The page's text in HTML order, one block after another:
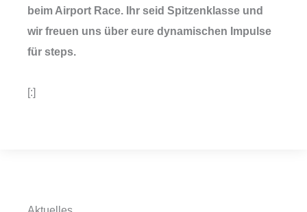
beim Airport Race. Ihr seid Spitzenklasse und
wir freuen uns über eure dynamischen Impulse
für steps.
[:]